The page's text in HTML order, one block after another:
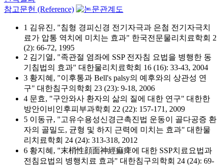
참고문헌 (Reference)
1 김유진, "침형 경피신경 전기자극과 은첨 전기자극치
료가 압통 역치에 미치는 효과" 한국전문물리치료학회 2
(2): 66-72, 1995
2 김기열, "족관절 염좌에 SSP 전자침 요법을 병행한 동
기침법의 효과" 대한물리치료학회 16 (16): 33-43, 2004
3 황지혜, "이후통과 Bell's palsy의 예후와의 상관성 연
구" 대한침구의학회 23 (23): 9-18, 2006
4 문효, "구안와사 환자의 삶의 질에 대한 연구" 대한한
방안이비인후피부과학회 22 (22): 157-171, 2009
5 이동규, "고유수용성신경근촉진법 운동이 골다공증 환
자의 골밀도, 균형 및 하지 근력에 미치는 효과" 대한물
리치료학회 24 (24): 313-318, 2012
6 황지혜, "末梢性顔面神經痲痺에 대한 SSP치료요법과
전침요법의 병행치료 효과" 대한침구의학회 24 (24): 69-